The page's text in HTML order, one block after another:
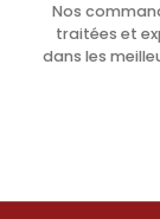
Nos
traitées et
dans les